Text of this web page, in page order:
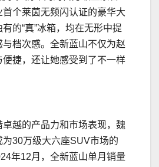
首个莱茵无频闪认证的豪华大
的“真”冰箱，均在无形中提
档次感。全新蓝山不仅为赵
便捷，还让她感受到了不一样
卓越的产品力和市场表现，魏
为30万级大六座SUV市场的
年12月，全新蓝山单月销量